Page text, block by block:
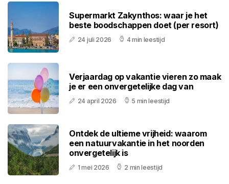
Supermarkt Zakynthos: waar je het
beste boodschappen doet (per resort)
24 juli 2026 4 min leestijd
Verjaardag op vakantie vieren zo maak
je er een onvergetelijke dag van
24 april 2026 5 min leestijd
Ontdek de ultieme vrijheid: waarom
een natuurvakantie in het noorden
onvergetelijk is
1 mei 2026 2 min leestijd